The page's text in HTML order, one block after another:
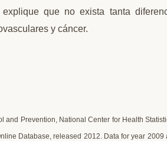
explique que no exista tanta
y cáncer.
and Prevention, National Center for Health
Database, released 2012. Data for year